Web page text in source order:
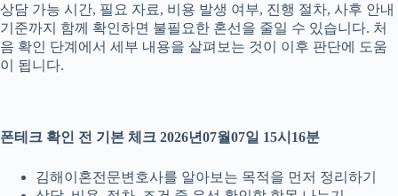
상담 가능 시간, 필요 자료, 비용 발생 여부, 진행 절차, 사후 안내
기준까지 함께 확인하면 불필요한 혼선을 줄일 수 있습니다. 처
음 확인 단계에서 세부 내용을 살펴보는 것이 이후 판단에 도움
이 됩니다.
폰테크 확인 전 기본 체크 2026년07월07일 15시16분
김해이혼전문변호사를 알아보는 목적을 먼저 정리하기